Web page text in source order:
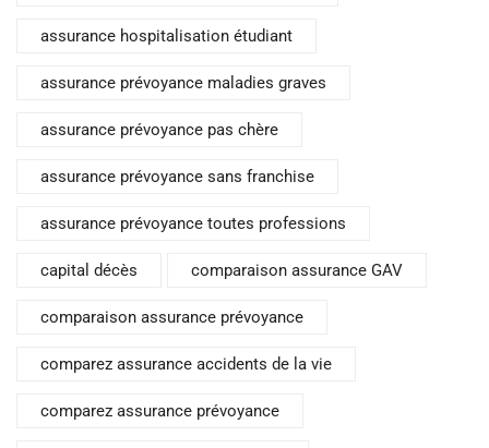
assurance hospitalisation étudiant
assurance prévoyance maladies graves
assurance prévoyance pas chère
assurance prévoyance sans franchise
assurance prévoyance toutes professions
capital décès comparaison assurance GAV
comparaison assurance prévoyance
comparez assurance accidents de la vie
comparez assurance prévoyance